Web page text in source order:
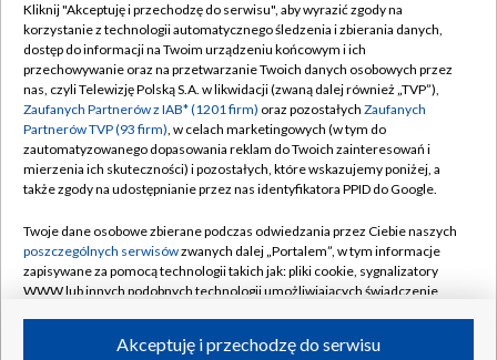
TVP
Abonament TVP
Emisja w TVP
Centrum informacji TVP
Naziemna Telewizja Cyfrowa
Rada Programowa
System NOS
Informacje o nadawcy
Program dla prasy
Regulamin TVP
Polityka prywatności
Moje zgody
Pomoc
Kontakt
Kanały
Kliknij "Akceptuję i przechodzę do serwisu", aby wyrazić zgody na
korzystanie z technologii automatycznego śledzenia i zbierania danych,
dostęp do informacji na Twoim urządzeniu końcowym i ich
przechowywanie oraz na przetwarzanie Twoich danych osobowych przez
nas, czyli Telewizję Polską S.A. w likwidacji (zwaną dalej również „TVP”),
Zaufanych Partnerów z IAB* (1201 firm) oraz pozostałych Zaufanych
Partnerów TVP (93 firm), w celach marketingowych (w tym do
zautomatyzowanego dopasowania reklam do Twoich zainteresowań i
mierzenia ich skuteczności) i pozostałych, które wskazujemy poniżej, a
także zgody na udostępnianie przez nas identyfikatora PPID do Google.
Twoje dane osobowe zbierane podczas odwiedzania przez Ciebie naszych
poszczególnych serwisówzwanych dalej „Portalem”, w tym informacje
zapisywane za pomocą technologii takich jak: pliki cookie, sygnalizatory
WWW lub innych podobnych technologii umożliwiających świadczenie
ruchu w Internecie.Akceptuję i przechodzę do serwisu